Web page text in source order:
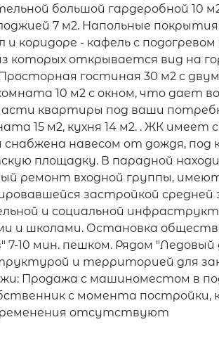
большой гардеробной 10
7 м2. Напольные
и коридоре - кафель с
которых открывается вид на
гостиная 30 м2 с
10 м2 с окном, что дает
квартиры под ваши
15 м2, кухня 14 м2. . ЖК
навесом от дождя,
площадку. В парадной
ремонт входной группы,
застройкой
и социальной
и школами. Остановка
10 мин. пешком. Рядом "Ледовый
и территорией для
Продажа с машиноместом в
с момента постройки,
отсутствуют